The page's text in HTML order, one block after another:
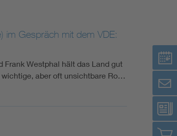
im Gespräch mit dem VDE:
Westphal hält das Land gut
aber oft unsichtbare Ro…